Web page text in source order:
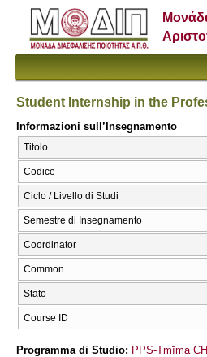
Student Internship in the
Informazioni sull’Insegnamento
Titolo
Codice
Ciclo / Livello di Studi
Semestre di Insegnamento
Coordinator
Common
Stato
Course ID
Programma di Studio: PPS-Tmīma